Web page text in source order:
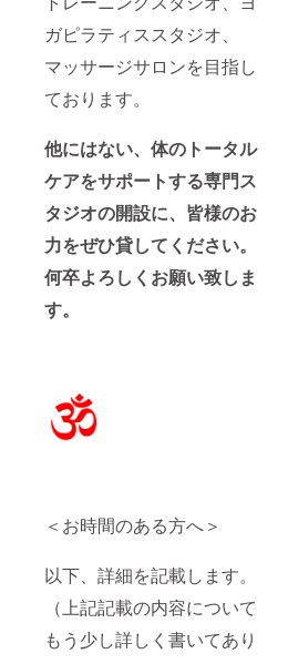
ガピラティススタジオ、
マッサージサロンを目指し
ております。
他にはない、体のトータル
ケアをサポートする専門ス
タジオの開設に、皆様のお
力をぜひ貸してください。
何卒よろしくお願い致しま
す。
＜お時間のある方へ＞
以下、詳細を記載します。
（上記記載の内容について
もう少し詳しく書いてあり